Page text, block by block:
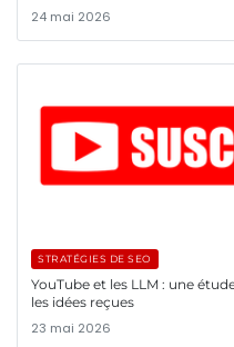
24 mai 2026
STRATÉGIES DE SEO
YouTube et les LLM : une
les idées reçues
23 mai 2026